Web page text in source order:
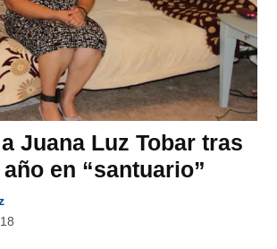
Juana Luz Tobar tras
en “santuario”